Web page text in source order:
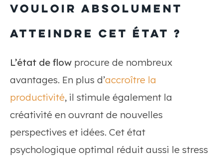
vouloir absolument
atteindre cet état ?
L’état de flow procure de nombreux
avantages. En plus d’accroître la
productivité, il stimule également la
créativité en ouvrant de nouvelles
perspectives et idées. Cet état
psychologique optimal réduit aussi le stress